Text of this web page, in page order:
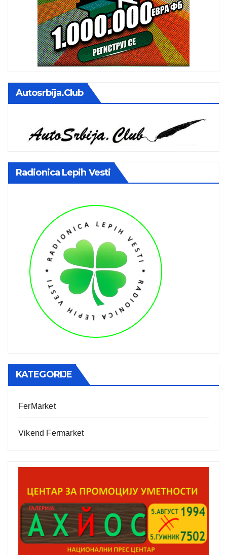
Autosrbija.club
Radionica Lepih Vesti
KATEGORIJE
FerMarket
Vikend Fermarket